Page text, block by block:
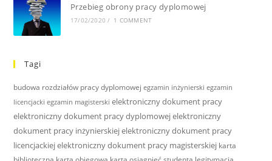
Przebieg obrony pracy dyplomowej
17/02/2020 / 1 COMMENT
Tagi
budowa rozdziałów pracy dyplomowej egzamin inżynierski egzamin
licencjacki egzamin magisterski elektroniczny dokument pracy
elektroniczny dokument pracy dyplomowejelektroniczny
dokument pracy inżynierskiejelektroniczny dokument pracy
licencjackiejelektroniczny dokument pracy magisterskiej karta